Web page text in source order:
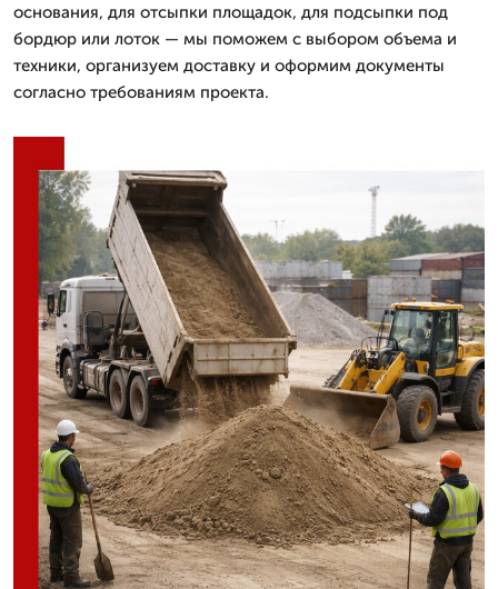
основания, для отсыпки площадок, для подсыпки под
бордюр или лоток — мы поможем с выбором объема и
техники, организуем доставку и оформим документы
согласно требованиям проекта.